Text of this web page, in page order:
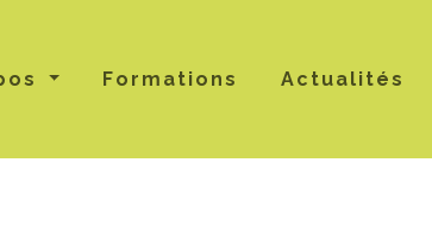
Formations Actualités